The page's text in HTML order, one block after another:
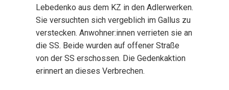
Lebe­den­ko aus dem KZ in den Adler­wer­ken.
Sie ver­such­ten sich ver­geb­lich im Gal­lus zu
ver­ste­cken. Anwohner:innen ver­rie­ten sie an
die SS. Bei­de wur­den auf offe­ner Stra­ße
von der SS erschos­sen. Die Gedenk­ak­ti­on
erin­nert an die­ses Ver­bre­chen.